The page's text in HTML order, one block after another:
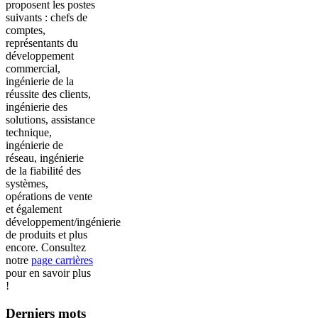
proposent les postes
suivants : chefs de
comptes,
représentants du
développement
commercial,
ingénierie de la
réussite des clients,
ingénierie des
solutions, assistance
technique,
ingénierie de
réseau, ingénierie
de la fiabilité des
systèmes,
opérations de vente
et également
développement/ingénierie
de produits et plus
encore. Consultez
notre page carrières
pour en savoir plus
!
Derniers mots